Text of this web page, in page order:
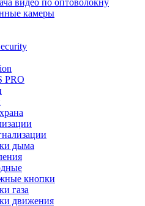
видео по оптоволокну
камеры
PRO
дыма
кнопки
газа
движения